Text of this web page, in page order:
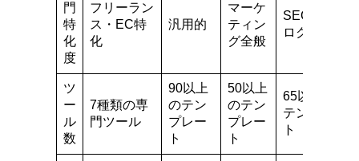
門
特
化
度
フリーラン
ス・EC特
化
汎用的
マーケ
ティン
グ全般
SEO・ブ
ログ特化
ツ
ー
ル
数
7種類の専
門ツール
90以上
のテン
プレー
ト
50以上
のテン
プレー
ト
65以上の
テンプレー
ト